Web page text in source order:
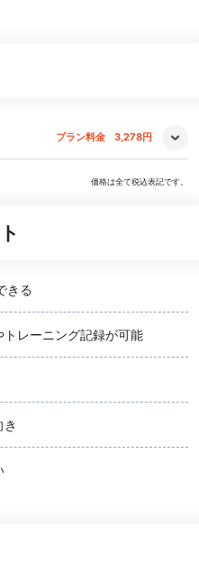
プラン料金 3,278円
価格は全て税込表記です。
きる
レーニング記録が可能